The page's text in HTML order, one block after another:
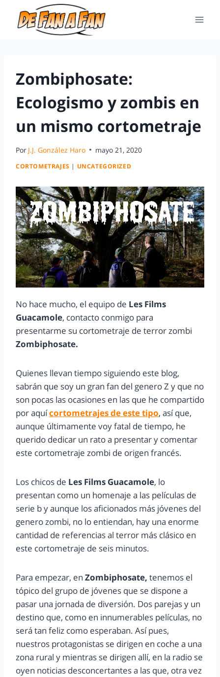
Zombiphosate:
Ecologismo y zombis en
un mismo cortometraje
Por J.J. González Haro mayo 21, 2020
CORTOMETRAJES | UNCATEGORIZED
No hace mucho, el equipo de Les Films
Guacamole, contacto conmigo para
presentarme su cortometraje de terror zombi
Zombiphosate.
Quienes llevan tiempo siguiendo este blog,
sabrán que soy un gran fan del genero Z y que no
son pocas las ocasiones en las que he compartido
por aquícortometrajes de este tipo, así que,
aunque últimamente voy fatal de tiempo, he
querido dedicar un rato a presentar y comentar
este cortometraje zombi de origen francés.
Los chicos de Les Films Guacamole, lo
presentan como un homenaje a las películas de
serie b y aunque los aficionados más jóvenes del
genero zombi, no lo entiendan, hay una enorme
cantidad de referencias al terror más clásico en
este cortometraje de seis minutos.
Para empezar, en Zombiphosate, tenemos el
tópico del grupo de jóvenes que se dispone a
pasar una jornada de diversión. Dos parejas y un
destino que, como en innumerables películas, no
será tan feliz como esperaban. Así pues,
nuestros protagonistas se dirigen en coche a una
zona rural y mientras se dirigen allí, en la radio se
oyen noticias desconcertantes a las que, otra vez